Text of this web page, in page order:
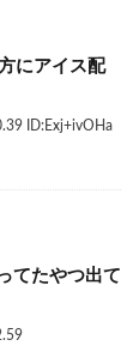
にアイス配
ID:Exj+ivOHa
てたやつ出て